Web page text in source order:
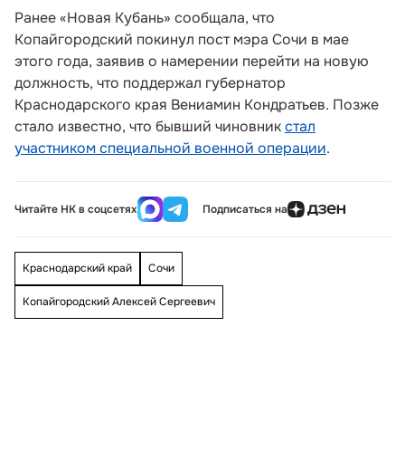
Ранее «Новая Кубань» сообщала, что
Копайгородский покинул пост мэра Сочи в мае
этого года, заявив о намерении перейти на новую
должность, что поддержал губернатор
Краснодарского края Вениамин Кондратьев. Позже
стало известно, что бывший чиновникстал
участником специальной военной операции.
Читайте НК в соцсетях Подписаться на
Краснодарский край Сочи
Копайгородский Алексей Сергеевич